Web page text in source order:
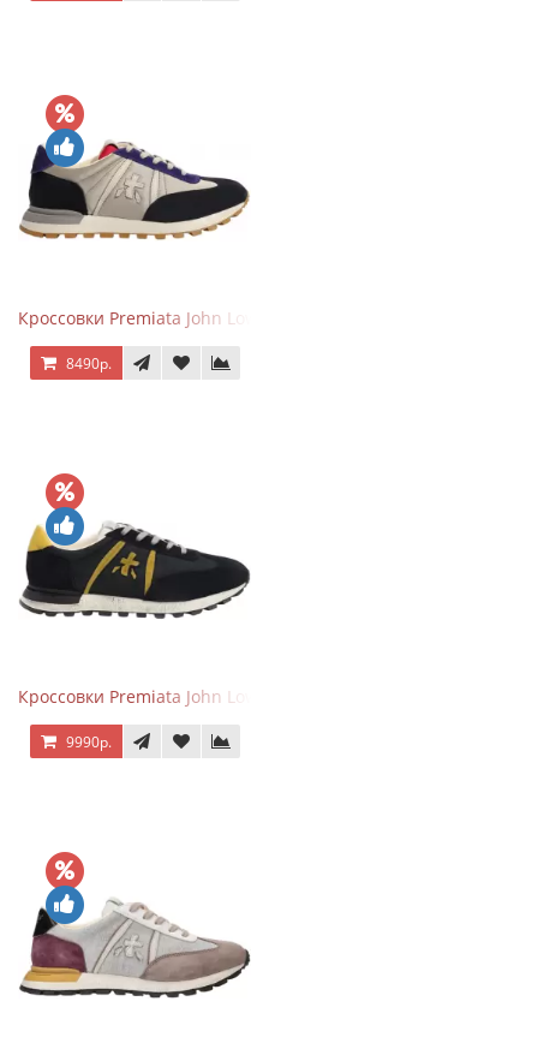
Кроссовки Premiata John Low черные с серым
8490р.
Кроссовки Premiata John Low черные с желтым
9990р.